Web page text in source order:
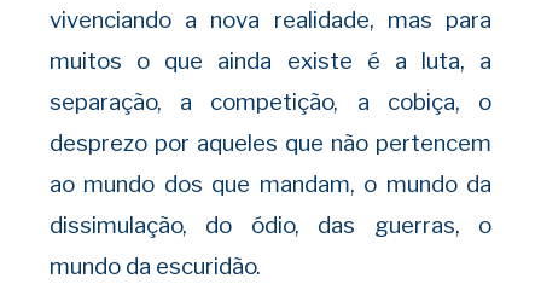
vivenciando a nova realidade, mas para
muitos o que ainda existe é a luta, a
separação, a competição, a cobiça, o
desprezo por aqueles que não pertencem
ao mundo dos que mandam, o mundo da
dissimulação, do ódio, das guerras, o
mundo da escuridão.